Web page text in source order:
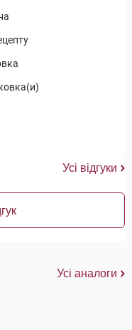
Усі відгуки
Усі аналоги